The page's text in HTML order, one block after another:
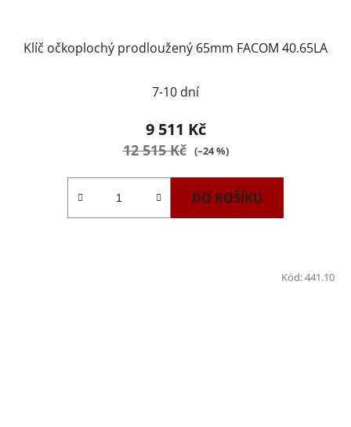
Klíč očkoplochý prodloužený 65mm FACOM 40.65LA
7-10 dní
9 511 Kč
12 515 Kč (–24 %)
DO KOŠÍKU
Kód:441.10